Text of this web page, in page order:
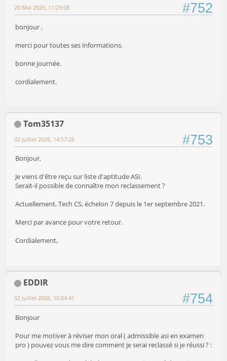
#752
20 Mai 2026, 11:29:08
bonjour ,
merci pour toutes ses informations.
bonne journée.
cordialement.
Tom35137
#753
02 Juillet 2026, 14:57:26
Bonjour,
Je viens d'être reçu sur liste d'aptitude ASI.
Serait-il possible de connaître mon reclassement ?
Actuellement, Tech CS, échelon 7 depuis le 1er septembre 2021.
Merci par avance pour votre retour.
Cordialement,
EDDIR
#754
02 Juillet 2026, 16:04:41
Bonjour
Pour me motiver à réviser mon oral ( admissible asi en examen
pro ) pouvez vous me dire comment je serai reclassé si je réussi ? :